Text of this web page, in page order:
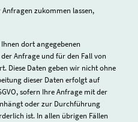
zukommen lassen,
dort angegebenen
Anfrage und für den Fall von
Diese Daten geben wir nicht ohne
dieser Daten erfolgt auf
sofern Ihre Anfrage mit der
oder zur Durchführung
ist. In allen übrigen Fällen